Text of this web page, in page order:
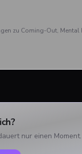
zu Coming-Out, Mental
nur einen Moment.